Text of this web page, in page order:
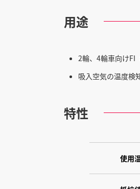
用途
2輪、4輪車向けFI
吸入空気の温度検
特性
使用